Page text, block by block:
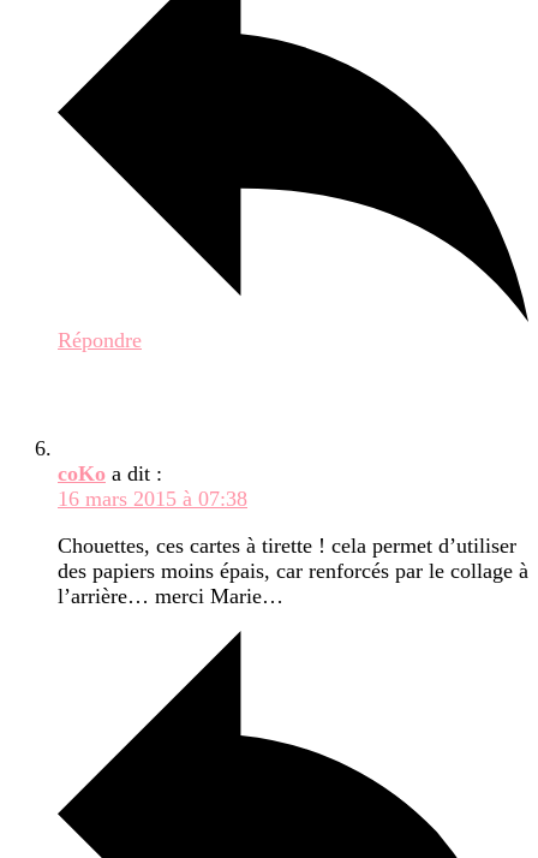
Répondre
coKo a dit :
16 mars 2015 à 07:38
Chouettes, ces cartes à tirette ! cela permet d’utiliser
des papiers moins épais, car renforcés par le collage à
l’arrière… merci Marie…